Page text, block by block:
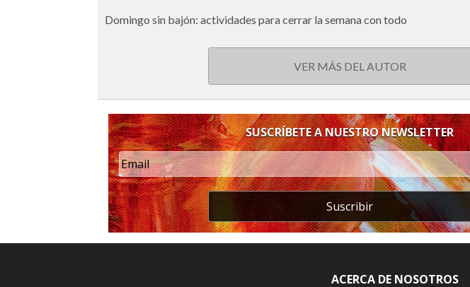
Domingo sin bajón: actividades para cerrar la semana con todo
VER MÁS DEL AUTOR
SUSCRÍBETE A NUESTRO NEWSLETTER
Suscribir
ACERCA DE NOSOTROS